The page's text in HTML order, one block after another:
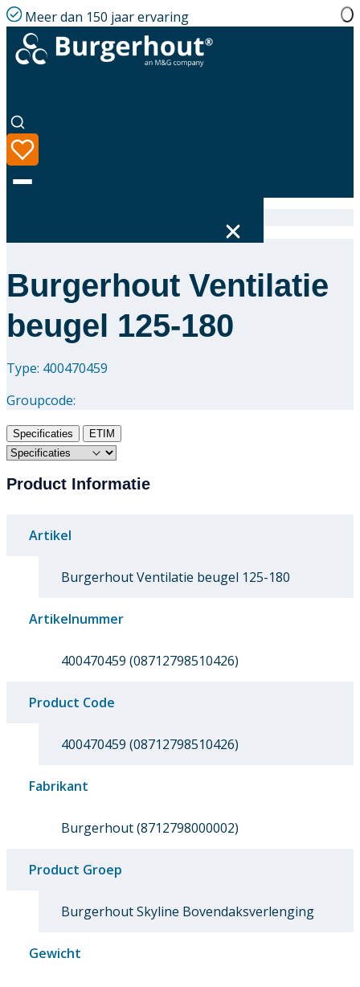
Meer dan 150 jaar ervaring
Taal
Assortiment
Oplossingen
Downloads
Academy
Over ons
Burgerhout Ventilatie
beugel 125-180
Type: 400470459
Groupcode:
Specificaties ETIM
Product Informatie
Artikel
Burgerhout Ventilatie beugel 125-180
Artikelnummer
400470459 (08712798510426)
Product Code
400470459 (08712798510426)
Fabrikant
Burgerhout (8712798000002)
Product Groep
Burgerhout Skyline Bovendaksverlenging
Gewicht